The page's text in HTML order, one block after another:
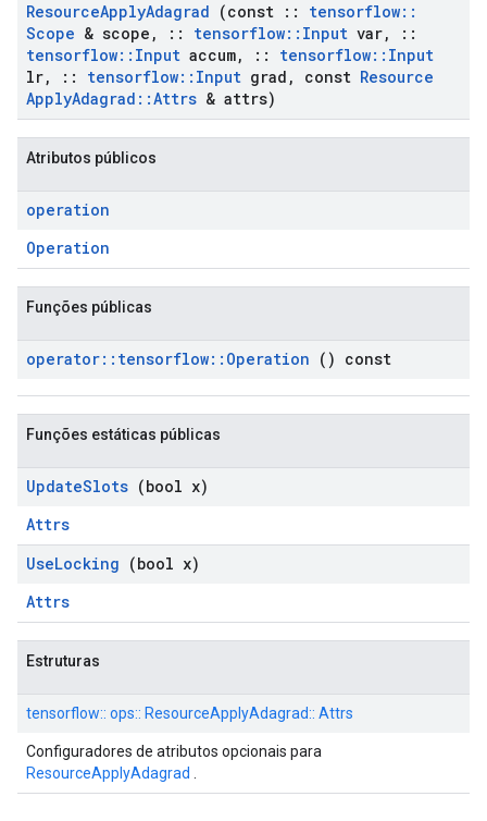
ResourceApplyAdagrad (const :: tensorflow::
Scope & scope , :: tensorflow:: Input var,
::
tensorflow:: Input accum, :: tensorflow:: Input
lr, :: tensorflow:: Input grad , const Resource
ApplyAdagrad ::Attrs & attrs)
Atributos públicos
operation
Operation
Funções públicas
operator:: tensorflow:: Operation () const
Funções estáticas públicas
UpdateSlots (bool x)
Attrs
UseLocking (bool x)
Attrs
Estruturas
tensorflow:: ops:: ResourceApplyAdagrad:: Attrs
Configuradores de atributos opcionais para
ResourceApplyAdagrad